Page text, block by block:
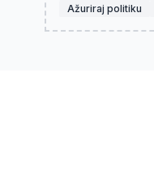
Ažuriraj politiku